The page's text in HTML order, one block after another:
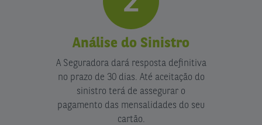
Análise do Sinistro
A Seguradora dará resposta definitiva
no prazo de 30 dias. Até aceitação do
sinistro terá de assegurar o
pagamento das mensalidades do seu
cartão.